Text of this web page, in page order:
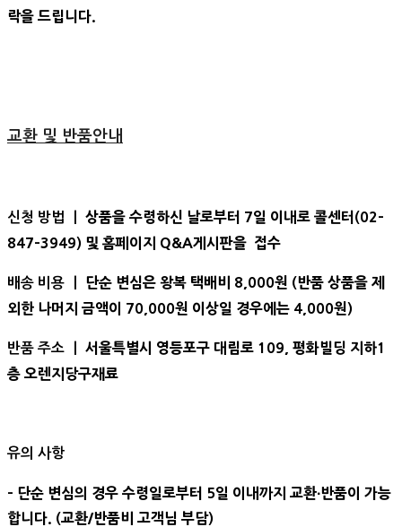
락을 드립니다.
교환 및 반품안내
신청 방법 ㅣ 상품을 수령하신 날로부터 7일 이내로 콜센터(02-
847-3949) 및 홈페이지 Q&A게시판을 접수
배송 비용 ㅣ
단순 변심은 왕복 택배비 8,000원 (반품 상품을 제
외한 나머지 금액이 70,000원 이상일 경우에는 4,000원)
반품 주소 ㅣ 서울특별시 영등포구 대림로 109, 평화빌딩 지하1
층 오렌지당구재료
유의 사항
- 단순 변심의 경우 수령일로부터 5일 이내까지 교환∙반품이 가능
합니다. (교환/반품비 고객님 부담)